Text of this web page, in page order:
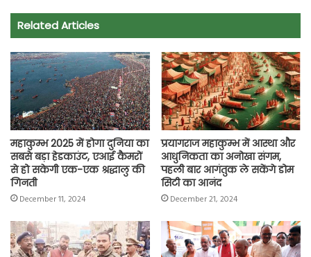
e
b
o
k
t
s
p
p
t
t
r
e
a
m
i
y
n
k
r
Related Articles
महाकुम्भ 2025 में होगा दुनिया का
सबसे बड़ा हेडकाउंट, एआई कैमरों
से हो सकेगी एक-एक श्रद्धालु की
गिनती
December 11, 2024
प्रयागराज महाकुम्भ में आस्था और
आधुनिकता का अनोखा संगम,
पहली बार आगंतुक ले सकेंगे डोम
सिटी का आनंद
December 21, 2024